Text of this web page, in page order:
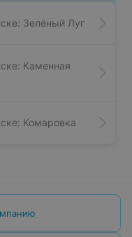
Зелёный Луг
Каменная
Комаровка